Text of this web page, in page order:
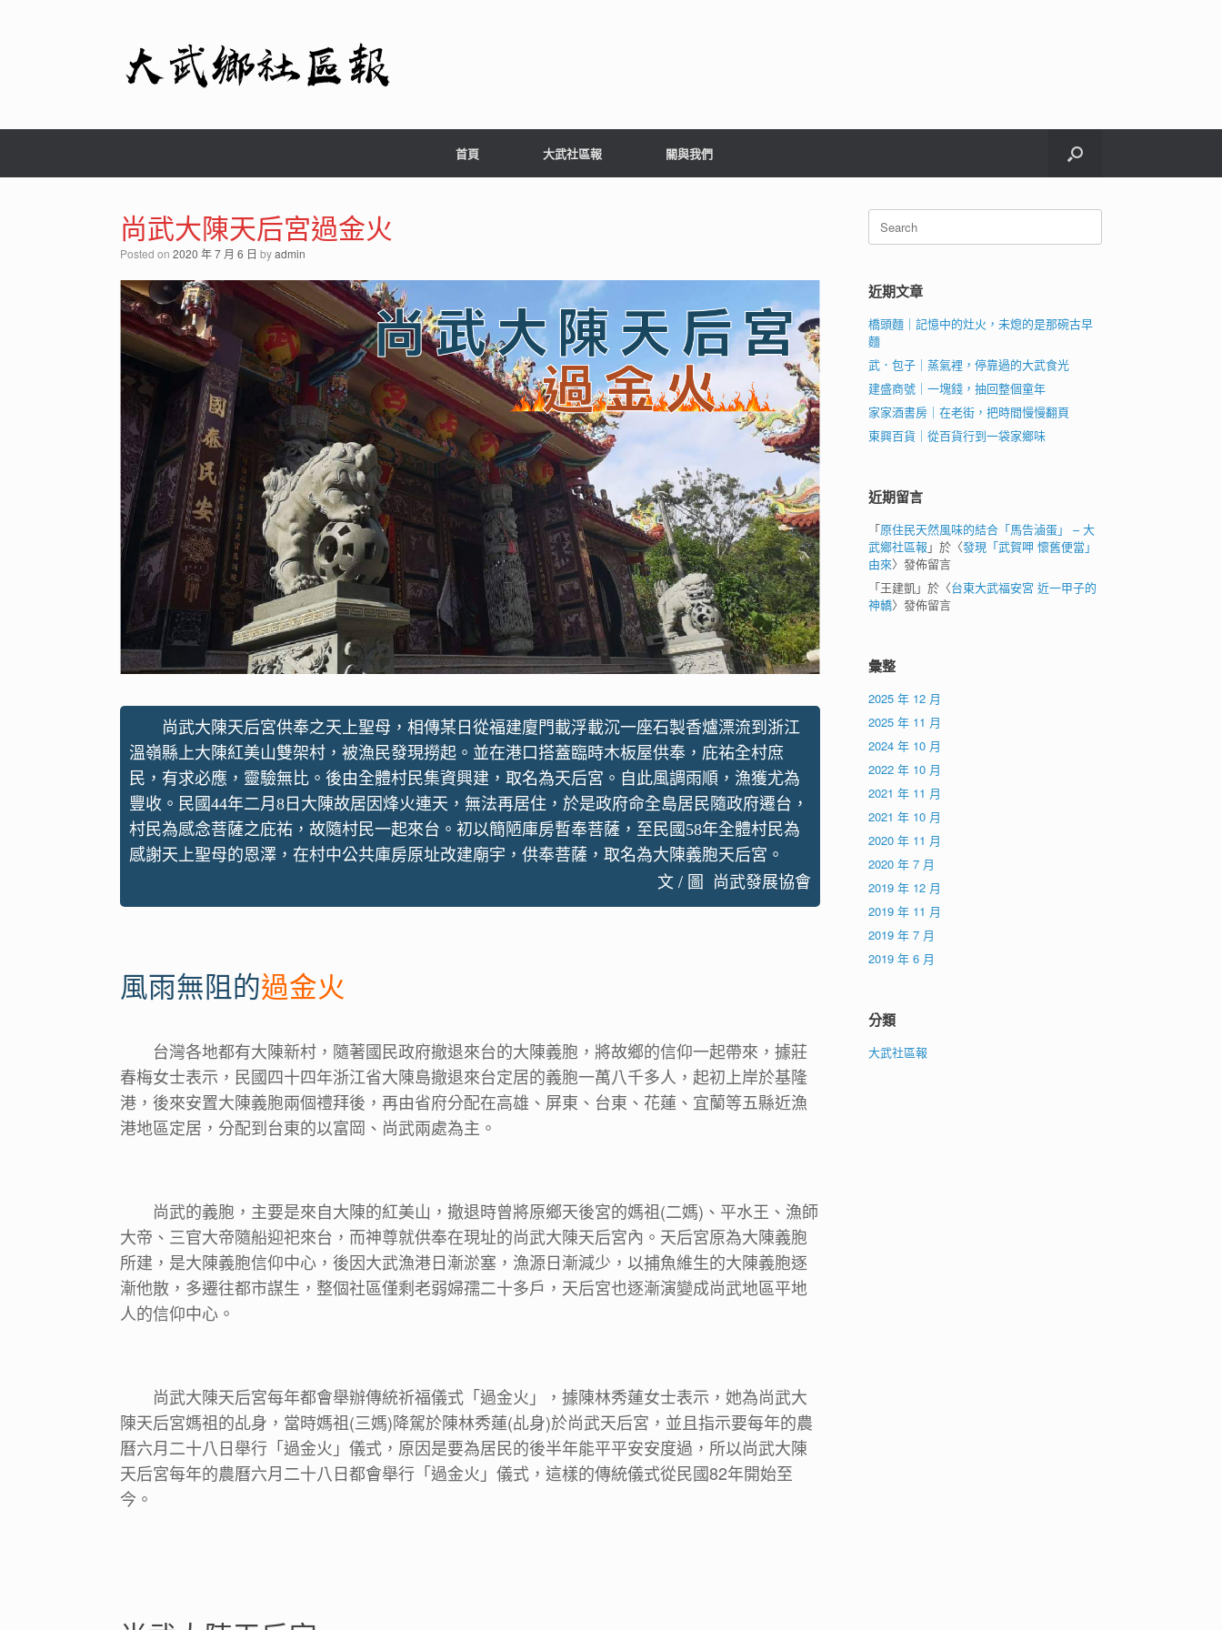
首頁 大武社區報 關與我們
尚武大陳天后宮過金火
Posted on 2020 年 7 月 6 日 byadmin
尚武大陳天后宮供奉之天上聖母，相傳某日從福建廈門載浮載沉一座石製香爐漂流到浙江
溫嶺縣上大陳紅美山雙架村，被漁民發現撈起。並在港口搭蓋臨時木板屋供奉，庇祐全村庶
民，有求必應，靈驗無比。後由全體村民集資興建，取名為天后宮。自此風調雨順，漁獲尤為
豐收。民國44年二月8日大陳故居因烽火連天，無法再居住，於是政府命全島居民隨政府遷台，
村民為感念菩薩之庇祐，故隨村民一起來台。初以簡陋庫房暫奉菩薩，至民國58年全體村民為
感謝天上聖母的恩澤，在村中公共庫房原址改建廟宇，供奉菩薩，取名為大陳義胞天后宮。
文 / 圖 尚武發展協會
風雨無阻的過金火
台灣各地都有大陳新村，隨著國民政府撤退來台的大陳義胞，將故鄉的信仰一起帶來，據莊
春梅女士表示，民國四十四年浙江省大陳島撤退來台定居的義胞一萬八千多人，起初上岸於基隆
港，後來安置大陳義胞兩個禮拜後，再由省府分配在高雄、屏東、台東、花蓮、宜蘭等五縣近漁
港地區定居，分配到台東的以富岡、尚武兩處為主。
尚武的義胞，主要是來自大陳的紅美山，撤退時曾將原鄉天後宮的媽祖(二媽)、平水王、漁師
大帝、三官大帝隨船迎祀來台，而神尊就供奉在現址的尚武大陳天后宮內。天后宮原為大陳義胞
所建，是大陳義胞信仰中心，後因大武漁港日漸淤塞，漁源日漸減少，以捕魚維生的大陳義胞逐
漸他散，多遷往都市謀生，整個社區僅剩老弱婦孺二十多戶，天后宮也逐漸演變成尚武地區平地
人的信仰中心。
尚武大陳天后宮每年都會舉辦傳統祈福儀式「過金火」，據陳林秀蓮女士表示，她為尚武大
陳天后宮媽祖的乩身，當時媽祖(三媽)降駕於陳林秀蓮(乩身)於尚武天后宮，並且指示要每年的農
曆六月二十八日舉行「過金火」儀式，原因是要為居民的後半年能平平安安度過，所以尚武大陳
天后宮每年的農曆六月二十八日都會舉行「過金火」儀式，這樣的傳統儀式從民國82年開始至
今。
Search
for:
近期文章
橋頭麵｜記憶中的灶火，未熄的是那碗古早
麵
武．包子｜蒸氣裡，停靠過的大武食光
建盛商號｜一塊錢，抽回整個童年
家家酒書房｜在老街，把時間慢慢翻頁
東興百貨｜從百貨行到一袋家鄉味
近期留言
「原住民天然風味的結合「馬告滷蛋」 – 大
武鄉社區報 」於〈發現「武賀呷 懷舊便當」
由來〉發佈留言
「王建凱」於〈台東大武福安宮 近一甲子的
神轎〉發佈留言
彙整
2025 年 12 月
2025 年 11 月
2024 年 10 月
2022 年 10 月
2021 年 11 月
2021 年 10 月
2020 年 11 月
2020 年 7 月
2019 年 12 月
2019 年 11 月
2019 年 7 月
2019 年 6 月
分類
大武社區報